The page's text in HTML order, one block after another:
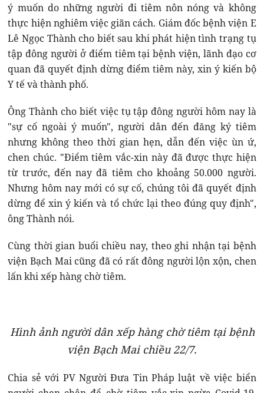
ý muốn do những người đi tiêm nôn nóng và không
thực hiện nghiêm việc giãn cách. Giám đốc bệnh viện E
Lê Ngọc Thành cho biết sau khi phát hiện tình trạng tụ
tập đông người ở điểm tiêm tại bệnh viện, lãnh đạo cơ
quan đã quyết định dừng điểm tiêm này, xin ý kiến bộ
Y tế và thành phố.
Ông Thành cho biết việc tụ tập đông người hôm nay là
"sự cố ngoài ý muốn", người dân đến đăng ký tiêm
nhưng không theo thời gian hẹn, dẫn đến việc ùn ứ,
chen chúc. "Điểm tiêm vắc-xin này đã được thực hiện
từ trước, đến nay đã tiêm cho khoảng 50.000 người.
Nhưng hôm nay mới có sự cố, chúng tôi đã quyết định
dừng để xin ý kiến và tổ chức lại theo đúng quy định",
ông Thành nói.
Cùng thời gian buổi chiều nay, theo ghi nhận tại bệnh
viện Bạch Mai cũng đã có rất đông người lộn xộn, chen
lấn khi xếp hàng chờ tiêm.
Hình ảnh người dân xếp hàng chờ tiêm tại bệnh
viện Bạch Mai chiều 22/7.
Chia sẻ với PV Người Đưa Tin Pháp luật về việc biển